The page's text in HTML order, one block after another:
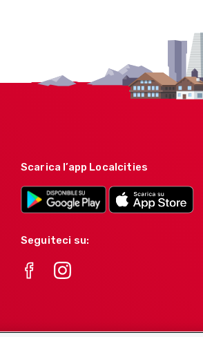
Scarica l’app Localcities
Seguiteci su: